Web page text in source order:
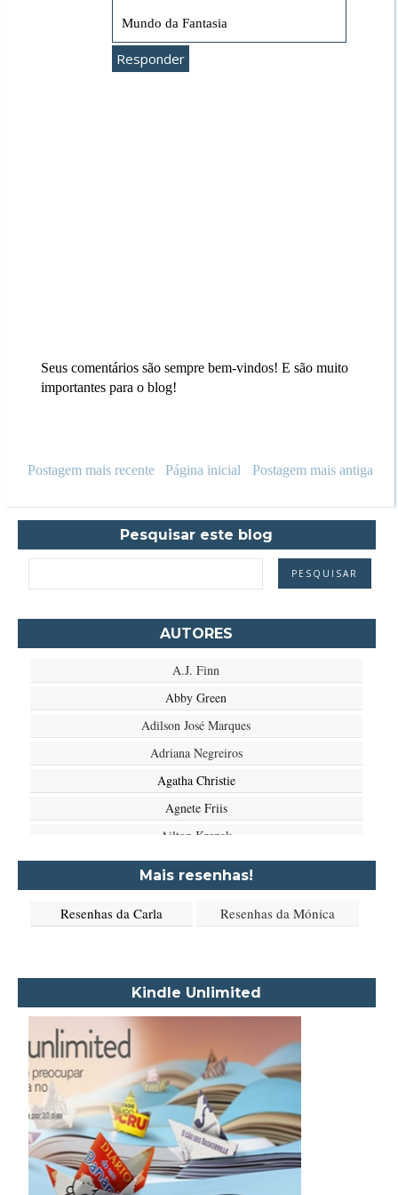
Mundo da Fantasia
Responder
Seus comentários são sempre bem-vindos! E são muito
importantes para o blog!
Postagem mais recente Postagem mais antiga
Página inicial
Pesquisar este blog
AUTORES
A.J. Finn
Abby Green
Adilson José Marques
Adriana Negreiros
Agatha Christie
Agnete Friis
Ailton Krenak
Aimée de Jongh
Aione Simões
Alexandre Dumas Filho
Alma Katsu
Aluísio Azevedo
Alyson Noël
Amanda Lovelace
Ana Beatriz Barbosa Silva
Mais resenhas!
Resenhas da Carla Resenhas da Mónica
Kindle Unlimited